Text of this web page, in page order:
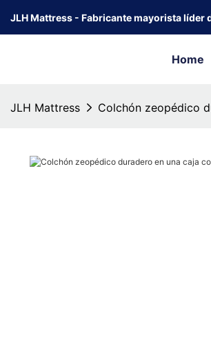
JLH Mattress - Fabricante mayorista líder
Home
JLH Mattress Colchón zeopédico